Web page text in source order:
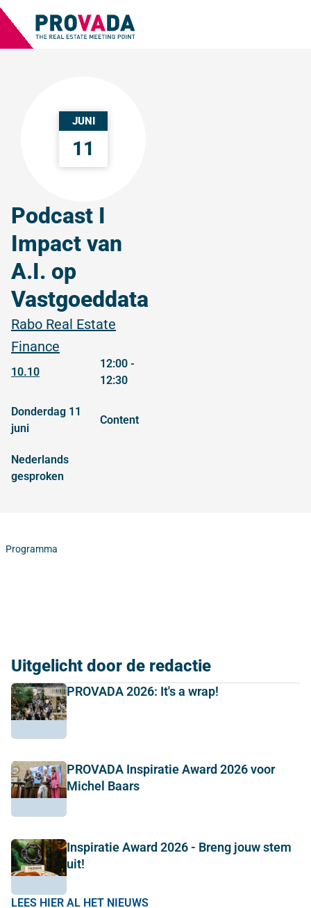
JUNI
11
Podcast I
Impact van
A.I. op
Vastgoeddata
Rabo Real Estate
Finance
10.10
12:00 -
12:30
donderdag 11
juni
content
Nederlands
gesproken
Programma
Uitgelicht door de redactie
PROVADA 2026: It's a wrap!
PROVADA Inspiratie Award 2026 voor
Michel Baars
Inspiratie Award 2026 - Breng jouw stem
uit!
LEES HIER AL HET NIEUWS